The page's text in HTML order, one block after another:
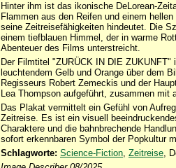
Hinter ihm ist das ikonische DeLorean-
Flammen aus den Reifen und einem
seine Zeitreisefähigkeiten hindeutet. Die
einem tiefblauen Himmel, der in warme
Abenteuer des Films unterstreicht.
Der Filmtitel "ZURÜCK IN DIE
leuchtendem Gelb und Orange über dem
Regisseurs Robert Zemeckis und der
Lea Thompson aufgeführt, zusammen mit
Das Plakat vermittelt ein Gefühl von
Zeitreise. Es ist ein visuell
Charaktere und die bahnbrechende
sofort erkennbaren Symbol der Popkultur
Schlagworte: Science-Fiction, Zeitreise,